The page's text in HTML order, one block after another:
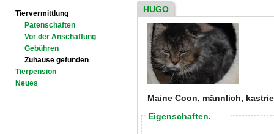
Tiervermittlung
Patenschaften
Vor der Anschaffung
Gebühren
Zuhause gefunden
Tierpension
Neues
HUGO
Maine Coon, männlich,
Eigenschaften.